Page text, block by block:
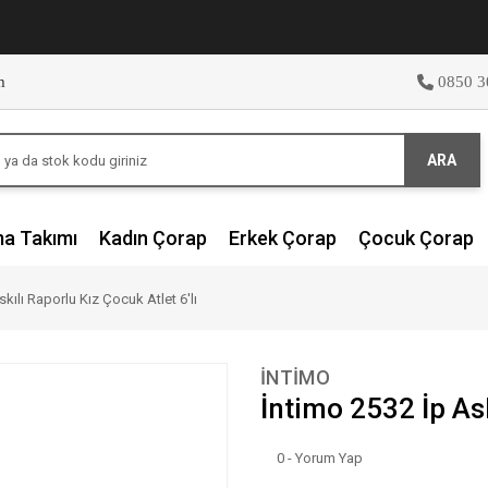
0850
ARA
Takımı Kadın Çorap Erkek Çorap Çocuk Çorap
Raporlu Kız Çocuk Atlet 6'lı
İNTİMO
İntimo 2532 İp
0 - Yorum Yap